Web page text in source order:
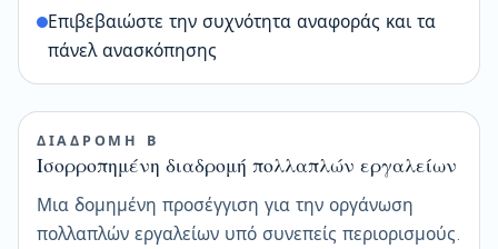
Επιβεβαιώστε την συχνότητα αναφοράς και τα
πάνελ ανασκόπησης
ΔΙΑΔΡΟΜΗ Β
Ισορροπημένη διαδρομή πολλαπλών εργαλείων
Μια δομημένη προσέγγιση για την οργάνωση
πολλαπλών εργαλείων υπό συνεπείς περιορισμούς.